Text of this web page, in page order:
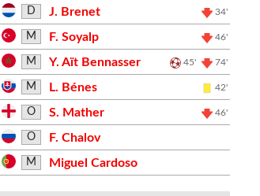
D J. Brenet 34'
M F. Soyalp 46'
M Y. Aït Bennasser 45' 74'
M L. Bénes 42'
O S. Mather 46'
O
F. Chalov
M Miguel Cardoso